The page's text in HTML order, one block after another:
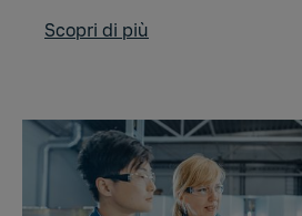
Scopri di più